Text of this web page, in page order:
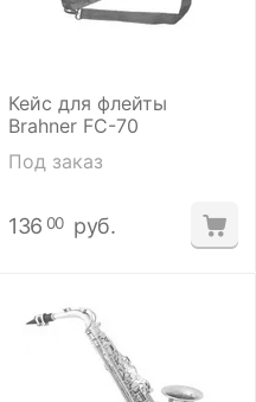
Кейс для флейты
Brahner FC-70
Под заказ
136 00 руб.